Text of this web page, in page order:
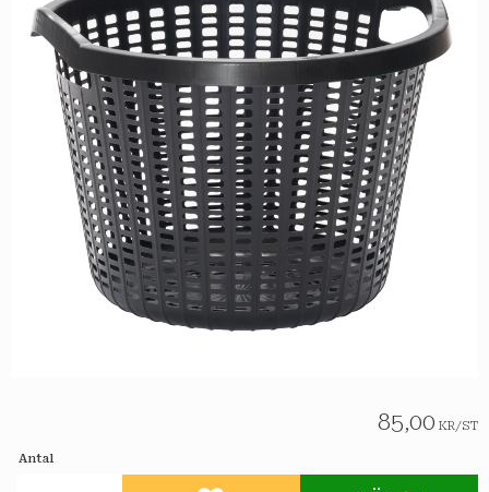
85,00 KR/ST
Antal